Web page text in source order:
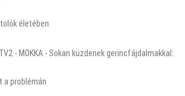
életében
TV2 - MOKKA - Sokan küzdenek gerincfájdalmakkal:
a problémán